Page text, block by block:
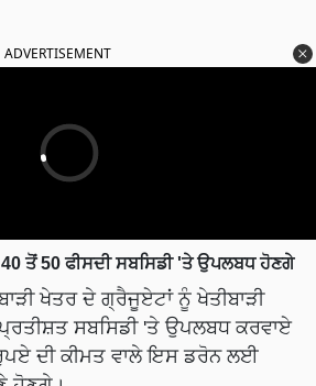
ਖੇਤਰ ਦੇ ਗ੍ਰੈਜੂਏਟਾਂ ਨੂੰ ਖੇਤੀਬਾੜੀ
ਸਬਸਿਡੀ 'ਤੇ ਉਪਲਬਧ ਕਰਵਾਏ
ਦੀ ਕੀਮਤ ਵਾਲੇ ਇਸ ਡਰੋਨ ਲਈ
ਹੋਣਗੇ।